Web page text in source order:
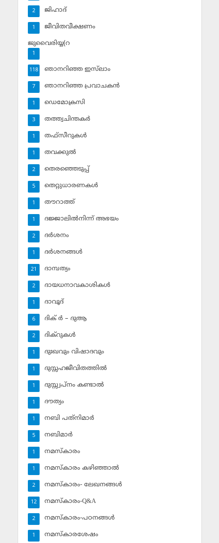
ജിഹാദ്‌
2
ജീവിതവീക്ഷണം
1
ജുവൈരിയ്യ(റ
1
ഞാനറിഞ്ഞ ഇസ്‌ലാം
118
ഞാനറിഞ്ഞ പ്രവാചകന്‍
7
ഡെമോക്രസി
1
തത്ത്വചിന്തകര്‍
3
തഫ്‌സീറുകള്‍
1
തവക്കുല്‍
1
തെരഞ്ഞെടുപ്പ്
2
തെറ്റുധാരണകള്‍
5
തൗറാത്ത്
1
ദജ്ജാലില്‍നിന്ന് അഭയം
1
ദര്‍ശനം
2
ദര്‍ശനങ്ങള്‍
1
ദാമ്പത്യം
21
ദായധനാവകാശികള്‍
2
ദാവൂദ്‌
1
ദിക് ര്‍ – ദുആ
6
ദിക്‌റുകള്‍
2
ദുഃഖവും വിഷാദവും
1
ദുസ്സഹജീവിതത്തില്‍
1
ദുസ്സ്വപ്‌നം കണ്ടാല്‍
1
ദൗത്യം
1
നബി പത്‌നിമാര്‍
1
നബിമാര്‍
5
നമസ്‌കാരം
1
നമസ്‌കാരം കഴിഞ്ഞാല്‍
1
നമസ്‌കാരം- ലേഖനങ്ങള്‍
2
നമസ്‌കാരം-Q&A
12
നമസ്‌കാരം-പഠനങ്ങള്‍
2
നമസ്‌കാരശേഷം
1